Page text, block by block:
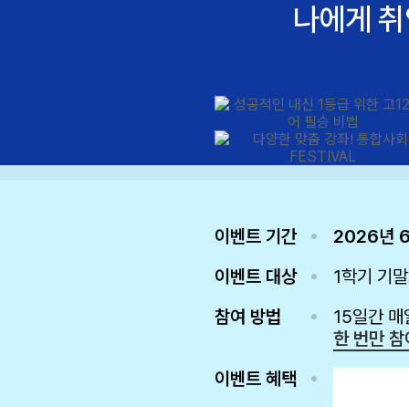
나에게
이벤트 기간
2026년
이벤트 대상
1학기 기
참여 방법
15일간 매
한 번만
이벤트 혜택